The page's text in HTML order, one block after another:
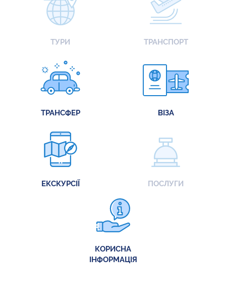
ТУРИ ТРАНСПОРТ
ТРАНСФЕР ВІЗА
ЕКСКУРСІЇ ПОСЛУГИ
КОРИСНА
ІНФОРМАЦІЯ